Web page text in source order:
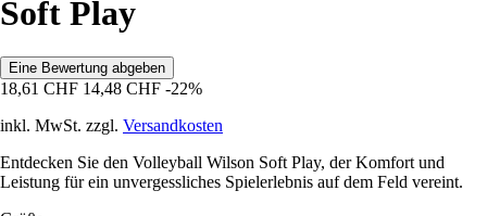
Soft Play
Eine Bewertung abgeben
18,61 CHF 14,48 CHF -22%
inkl. MwSt. zzgl. Versandkosten
Entdecken Sie den Volleyball Wilson Soft Play, der Komfort und
Leistung für ein unvergessliches Spielerlebnis auf dem Feld vereint.